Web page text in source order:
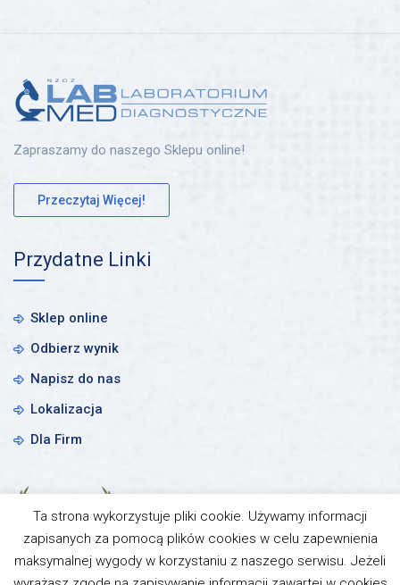
Zapraszamy do naszego Sklepu online!
Przeczytaj Więcej!
Przydatne Linki
Sklep online
Odbierz wynik
Napisz do nas
Lokalizacja
Dla Firm
Ta strona wykorzystuje pliki cookie. Używamy informacji
zapisanych za pomocą plików cookies w celu zapewnienia
maksymalnej wygody w korzystaniu z naszego serwisu. Jeżeli